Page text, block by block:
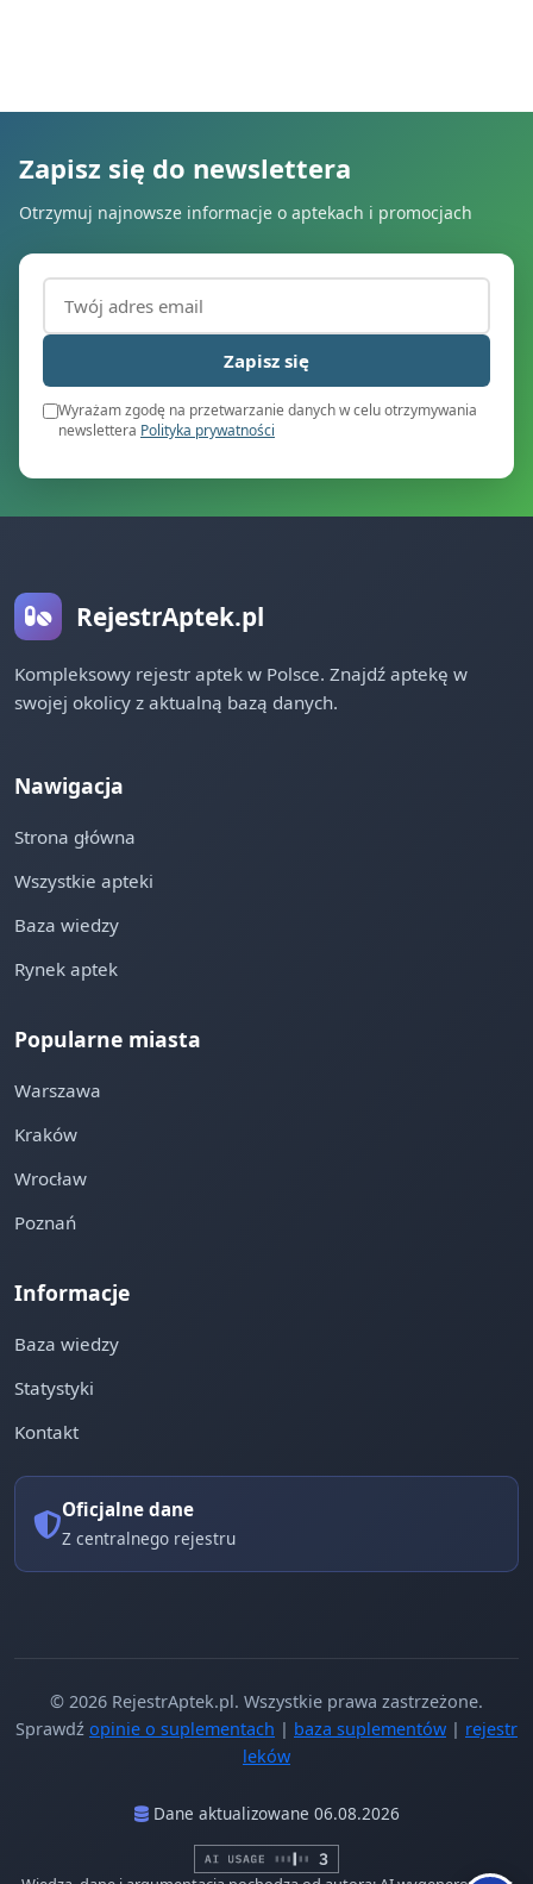
Zapisz się do newslettera
Otrzymuj najnowsze informacje o aptekach i promocjach
Adres email (wymagany)
Zapisz się
Wyrażam zgodę na przetwarzanie danych w celu otrzymywania
newslettera Polityka prywatności
RejestrAptek.pl
Kompleksowy rejestr aptek w Polsce. Znajdź aptekę w
swojej okolicy z aktualną bazą danych.
Nawigacja
Strona główna
Wszystkie apteki
Baza wiedzy
Rynek aptek
Popularne miasta
Warszawa
Kraków
Wrocław
Poznań
Informacje
Baza wiedzy
Statystyki
Kontakt
Oficjalne dane
Z centralnego rejestru
© 2026 RejestrAptek.pl. Wszystkie prawa zastrzeżone.
Sprawdź opinie o suplementach | baza suplementów | rejestr
leków
Dane aktualizowane 06.08.2026